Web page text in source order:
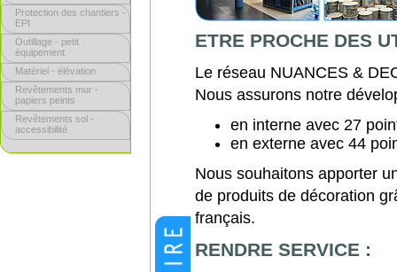
Protection des chantiers -
EPI
Outillage - petit
équipement
Matériel - élévation
Revêtements mur -
papiers peints
Revêtements sol -
accessibilité
ETRE PROCHE DES
Le réseau NUANCES &
Nous assurons notre
en interne avec 27
en externe avec 44
Nous souhaitons apporter
de produits de décoration
français.
RENDRE SERVICE :